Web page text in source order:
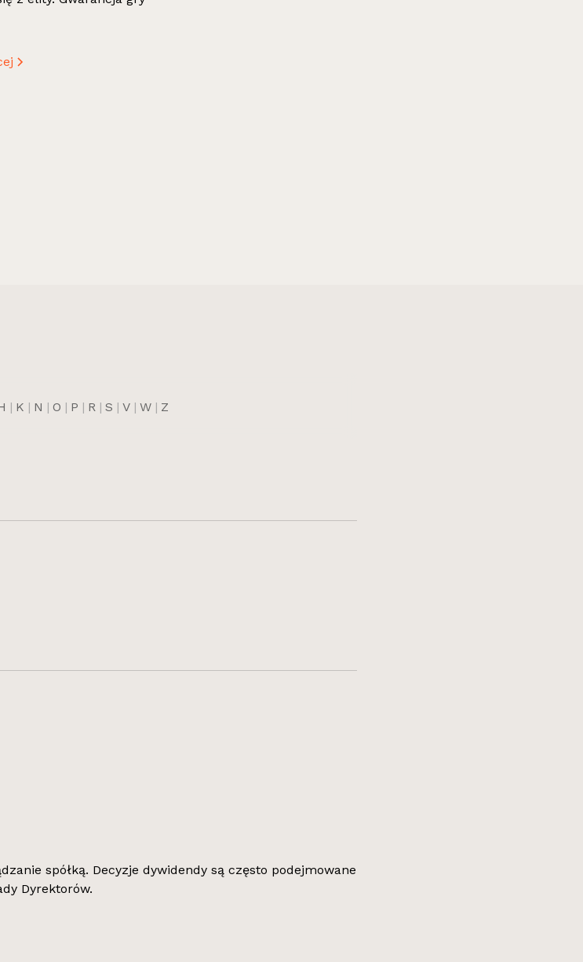
| K | N | O | P | R | S | V | W | Z
spółką. Decyzje dywidendy są często podejmowane
Dyrektorów.